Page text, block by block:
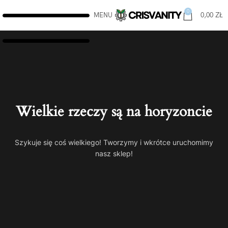
MENU 0 0,00 ZŁ
Wielkie rzeczy są na horyzoncie
Szykuje się coś wielkiego! Tworzymy i wkrótce uruchomimy
nasz sklep!